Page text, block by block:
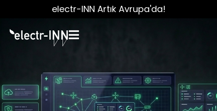
electr-INN Artık Avrupa'da!